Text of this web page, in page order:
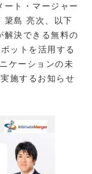
ート・マージャー
簗島 亮次、以下
解決できる無料の
ットを活用する
ケーションの未
施するお知らせ